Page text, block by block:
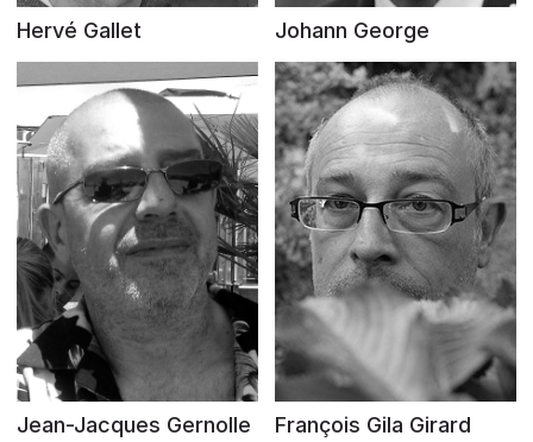
Hervé Gallet Johann George
Jean-Jacques Gernolle François Gila Girard